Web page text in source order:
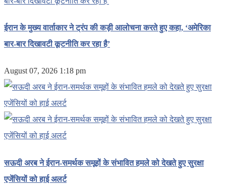
ईरान के मुख्य वार्ताकार ने ट्रंप की कड़ी आलोचना करते हुए कहा, ‘अमेरिका
बार-बार दिखावटी कूटनीति कर रहा है’
August 07, 2026 1:18 pm
सऊदी अरब ने ईरान-समर्थक समूहों के संभावित हमले को देखते हुए सुरक्षा
एजेंसियों को हाई अलर्ट